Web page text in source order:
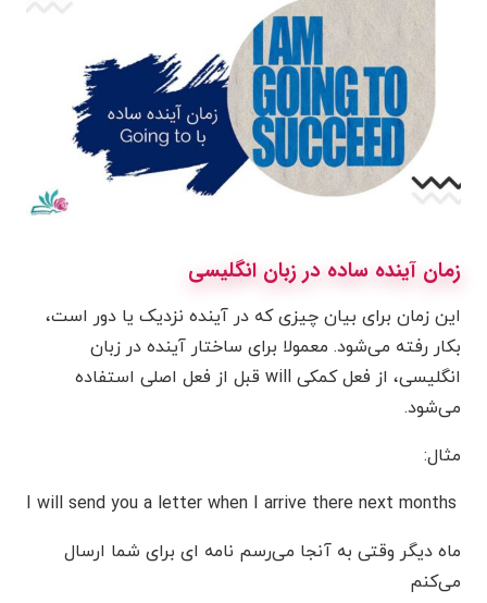
زمان آینده ساده در زبان انگلیسی
این زمان برای بیان چیزی که در آینده نزدیک یا دور است،
بکار رفته می‌شود. معمولا برای ساختار آینده در زبان
انگلیسی، از فعل کمکی will قبل از فعل اصلی استفاده
می‌شود.
مثال:
I will send you a letter when I arrive there next months
ماه دیگر وقتی به آنجا می‌رسم نامه ای برای شما ارسال
می‌کنم